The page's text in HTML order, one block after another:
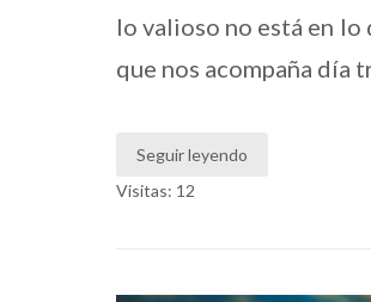
lo valioso no está en lo
que nos acompaña día
Seguir leyendo
Visitas: 12